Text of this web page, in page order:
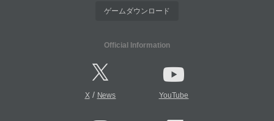
ゲームダウンロード
Official Information
X/ News YouTube